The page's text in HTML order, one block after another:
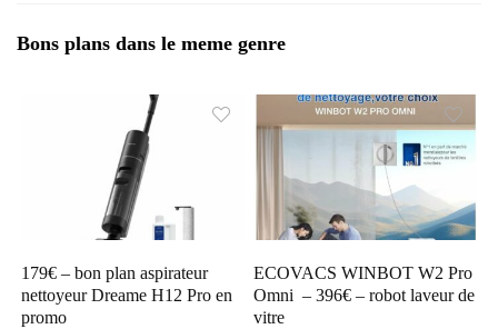
Bons plans dans le meme genre
179€ – bon plan aspirateur
nettoyeur Dreame H12 Pro en
promo
ECOVACS WINBOT W2 Pro
Omni – 396€ – robot laveur de
vitre